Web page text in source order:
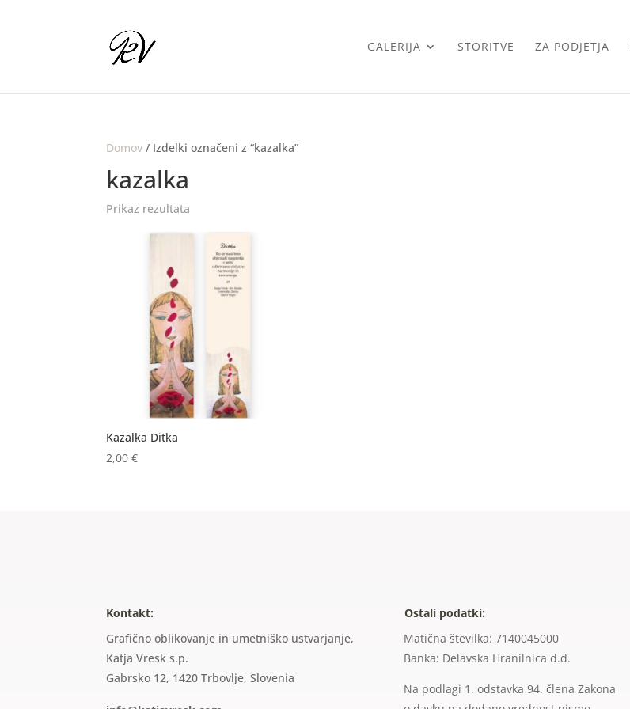
GALERIJA STORITVE ZA PODJETJA
Domov / Izdelki označeni z “kazalka”
kazalka
Prikaz rezultata
Kazalka Ditka
2,00€
Kontakt:
Grafično oblikovanje in umetniško ustvarjanje,
Katja Vresk s.p.
Gabrsko 12, 1420 Trbovlje, Slovenia
Ostali podatki:
Matična številka: 7140045000
Banka: Delavska Hranilnica d.d.
Na podlagi 1. odstavka 94. člena Zakona